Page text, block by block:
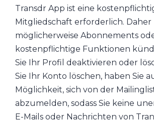
Transdr App ist eine
Mitgliedschaft erforderlich. Daher
möglicherweise Abonnements
kostenpflichtige Funktionen
Sie Ihr Profil deaktivieren oder
Sie Ihr Konto löschen, haben Sie
Möglichkeit, sich von der
abzumelden, sodass Sie keine
E-Mails oder Nachrichten von